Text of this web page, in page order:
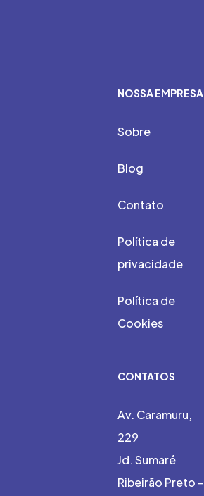
NOSSA EMPRESA
Sobre
Blog
Contato
Política de
privacidade
Política de
Cookies
CONTATOS
Av. Caramuru,
229
Jd. Sumaré
Ribeirão Preto –